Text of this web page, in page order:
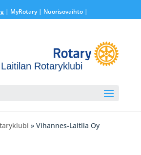
| MyRotary | Nuorisovaihto|
Laitilan Rotaryklubi
» Vihannes-Laitila Oy